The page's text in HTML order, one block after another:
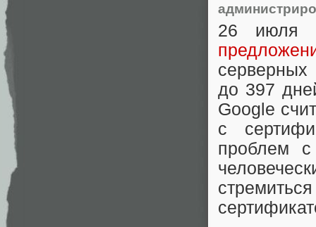
26 июля
до 397
Google
с
проблем с